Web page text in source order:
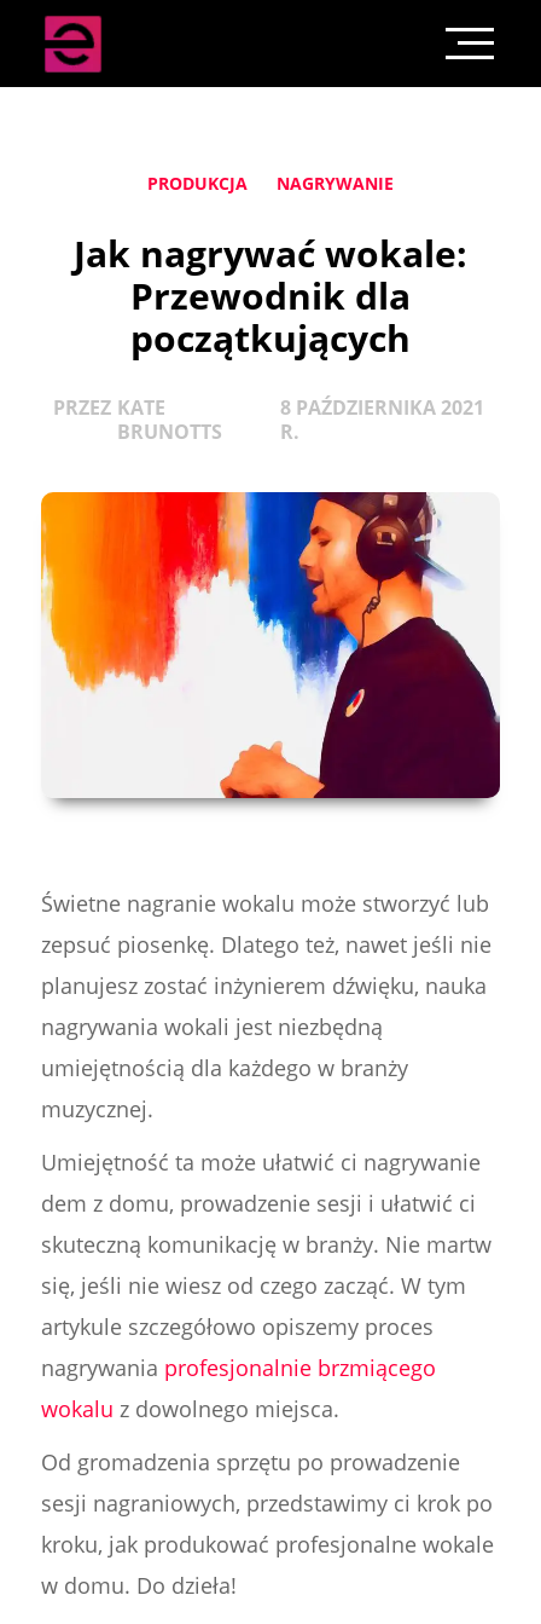
PRODUKCJA NAGRYWANIE
Jak nagrywać wokale:
Przewodnik dla
początkujących
PRZEZ KATE
BRUNOTTS
8 PAŹDZIERNIKA 2021
R.
Świetne nagranie wokalu może stworzyć lub
zepsuć piosenkę. Dlatego też, nawet jeśli nie
planujesz zostać inżynierem dźwięku, nauka
nagrywania wokali jest niezbędną
umiejętnością dla każdego w branży
muzycznej.
Umiejętność ta może ułatwić ci nagrywanie
dem z domu, prowadzenie sesji i ułatwić ci
skuteczną komunikację w branży. Nie martw
się, jeśli nie wiesz od czego zacząć. W tym
artykule szczegółowo opiszemy proces
nagrywania profesjonalnie brzmiącego
wokalu z dowolnego miejsca.
Od gromadzenia sprzętu po prowadzenie
sesji nagraniowych, przedstawimy ci krok po
kroku, jak produkować profesjonalne wokale
w domu. Do dzieła!